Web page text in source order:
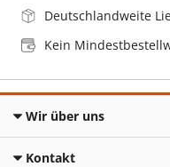
Deutschlandweite
Kein
Wir über uns
Kontakt